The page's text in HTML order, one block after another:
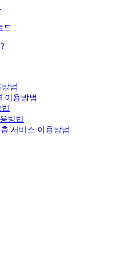
드
법
이용방법
방법
서비스 이용방법